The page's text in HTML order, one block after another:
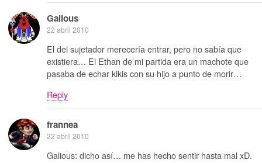
Galious
22 abril 2010
El del sujetador merecería entrar, pero no sabía que
existiera… El Ethan de mi partida era un machote que
pasaba de echar kikis con su hijo a punto de morir…
Reply
frannea
22 abril 2010
Galious: dicho así… me has hecho sentir hasta mal xD.